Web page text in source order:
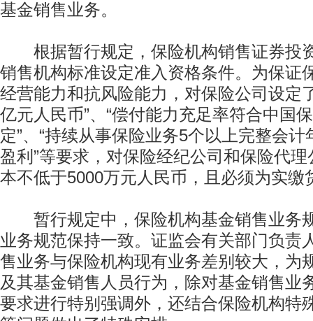
基金销售业务。
根据暂行规定，保险机构销售证券投
销售机构标准设定准入资格条件。为保证
经营能力和抗风险能力，对保险公司设定
亿元人民币”、“偿付能力充足率符合中国
定”、“持续从事保险业务5个以上完整会
盈利”等要求，对保险经纪公司和保险代理
本不低于5000万元人民币，且必须为实缴
暂行规定中，保险机构基金销售业务
业务规范保持一致。证监会有关部门负责
售业务与保险机构现有业务差别较大，为
及其基金销售人员行为，除对基金销售业
要求进行特别强调外，还结合保险机构特